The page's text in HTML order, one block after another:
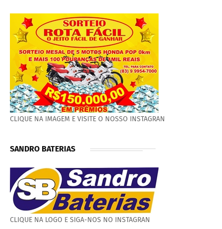
CLIQUE NA IMAGEM E VISITE O NOSSO INSTAGRAN
SANDRO BATERIAS
CLIQUE NA LOGO E SIGA-NOS NO INSTAGRAN